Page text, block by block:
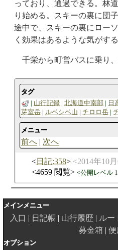
っており、通過できる。林
り始める。スキーの裏に団
途中で、スキーの裏にロー
く効果はあるような気がす
千栄から町営バスに乗り
タグ
山行記録 北海道中南部 日
芽室岳
ルベシベ山 チロロ岳
メニュー
前へ 次へ
日記:358
2014年10
4659 閲覧
公開レベル 1
メインメニュー
入口 日記帳 山行履歴 ルー
募金箱
便
オプション